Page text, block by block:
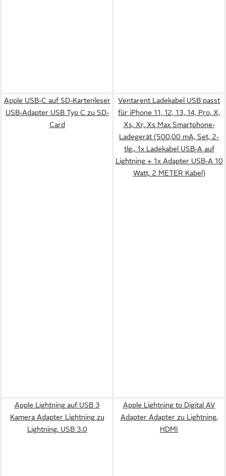
Apple USB-C auf SD-Kartenleser
USB-Adapter USB Typ C zu SD-
Card
Ventarent Ladekabel USB passt
für iPhone 11, 12, 13, 14, Pro, X,
Xs, Xr, Xs Max Smartphone-
Ladegerät (500,00 mA, Set, 2-
tlg., 1x Ladekabel USB-A auf
Lightning + 1x Adapter USB-A 10
Watt, 2 METER Kabel)
Apple Lightning auf USB 3
Kamera Adapter Lightning zu
Lightning, USB 3.0
Apple Lightning to Digital AV
Adapter Adapter zu Lightning,
HDMI